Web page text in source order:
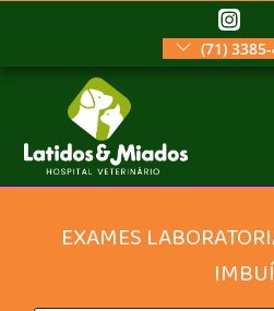
(71)
EXAMES
IMBUÍ